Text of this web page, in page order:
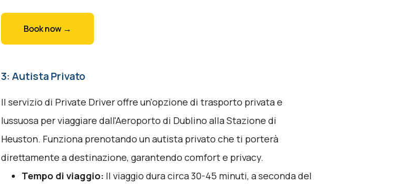
Book now →
3: Autista Privato
Il servizio di Private Driver offre un'opzione di trasporto privata e
lussuosa per viaggiare dall'Aeroporto di Dublino alla Stazione di
Heuston. Funziona prenotando un autista privato che ti porterà
direttamente a destinazione, garantendo comfort e privacy.
Tempo di viaggio: Il viaggio dura circa 30-45 minuti, a seconda del